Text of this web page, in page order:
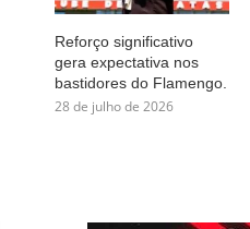
Reforço significativo
gera expectativa nos
bastidores do Flamengo.
28 de julho de 2026